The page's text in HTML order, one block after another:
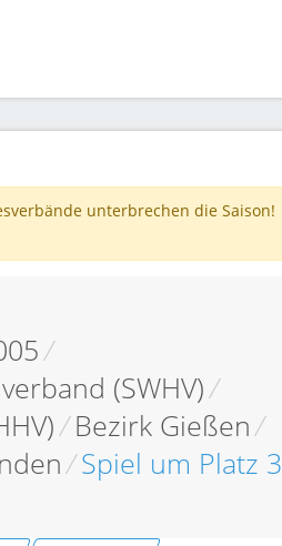
unterbrechen die Saison!
/
(SWHV)/
/ Bezirk Gießen/
/Spiel um Platz 3